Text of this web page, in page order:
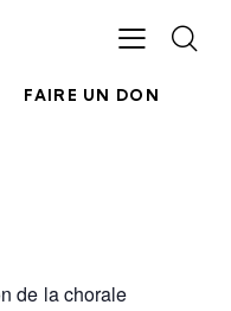
FAIRE UN DON
de la chorale